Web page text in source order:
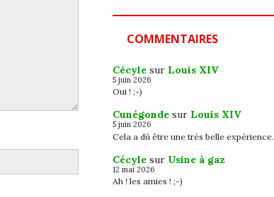
COMMENTAIRES
Cécyle sur Louis XIV
5 juin 2026
Oui ! ;-)
Cunégonde sur Louis XIV
5 juin 2026
Cela a dû être une très belle expérience.
Cécyle sur Usine à gaz
12 mai 2026
Ah ! les amies ! ;-)